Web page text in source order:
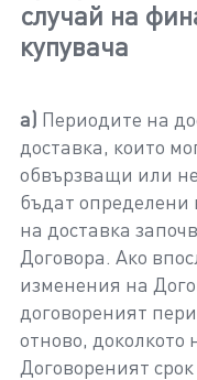
случай на
купувача
а) Периодите на
доставка, които
обвързващи или
бъдат
на доставка
Договора. Ако
изменения на
договореният
отново, доколкото
Договореният срок